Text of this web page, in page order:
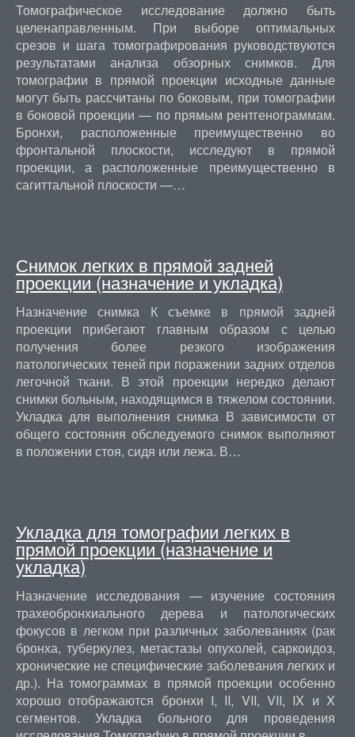
Томографическое исследование должно быть
целенаправленным. При выборе оптимальных
срезов и шага томографирования руководствуются
результатами анализа обзорных снимков. Для
томографии в прямой проекции исходные данные
могут быть рассчитаны по боковым, при томографии
в боковой проекции — по прямым рентгенограммам.
Бронхи, расположенные преимущественно во
фронтальной плоскости, исследуют в прямой
проекции, а расположенные преимущественно в
сагиттальной плоскости —…
Снимок легких в прямой задней
проекции (назначение и укладка)
Назначение снимка К съемке в прямой задней
проекции прибегают главным образом с целью
получения более резкого изображения
патологических теней при поражении задних отделов
легочной ткани. В этой проекции нередко делают
снимки больным, находящимся в тяжелом состоянии.
Укладка для выполнения снимка В зависимости от
общего состояния обследуемого снимок выполняют
в положении стоя, сидя или лежа. В…
Укладка для томографии легких в
прямой проекции (назначение и
укладка)
Назначение исследования — изучение состояния
трахеобронхиального дерева и патологических
фокусов в легком при различных заболеваниях (рак
бронха, туберкулез, метастазы опухолей, саркоидоз,
хронические не специфические заболевания легких и
др.). На томограммах в прямой проекции особенно
хорошо отображаются бронхи I, II, VII, VII, IX и X
сегментов. Укладка больного для проведения